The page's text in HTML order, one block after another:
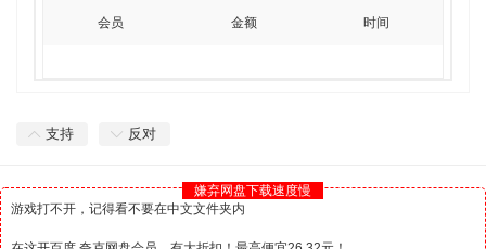
会员 金额 时间
支持 反对
嫌弃网盘下载速度慢
游戏打不开，记得看不要在中文文件夹内